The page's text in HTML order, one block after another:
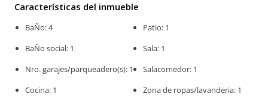
Características del inmueble
BaÑo: 4
BaÑo social: 1
Nro. garajes/parqueadero(s): 1
Cocina: 1
Patio: 1
Sala: 1
Salacomedor: 1
Zona de ropas/lavanderia: 1